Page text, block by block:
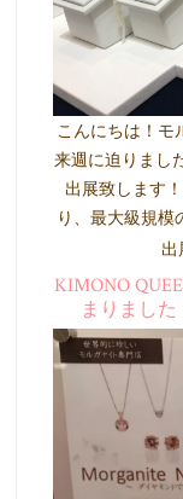
こんにちは！モ
来週に迫りまし
出展致します
り、最大級規模
KIMONO
まりまし